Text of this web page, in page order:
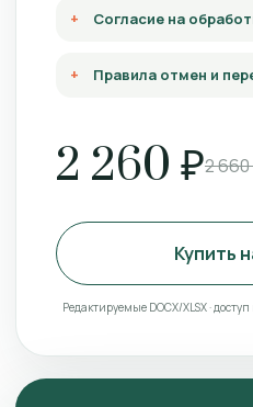
Согласие на
Правила отмен и
2 260 ₽2
Купить
Редактируемые DOCX/XLSX ·